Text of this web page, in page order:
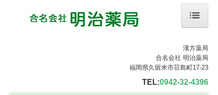
漢方薬局
合名会社 明治薬局
福岡県久留米市荘島町17-23
TEL:0942-32-4396